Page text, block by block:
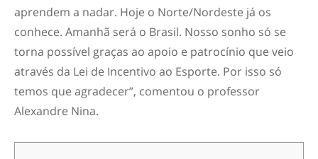
aprendem a nadar. Hoje o Norte/Nordeste já os
conhece. Amanhã será o Brasil. Nosso sonho só se
torna possível graças ao apoio e patrocínio que veio
através da Lei de Incentivo ao Esporte. Por isso só
temos que agradecer”, comentou o professor
Alexandre Nina.